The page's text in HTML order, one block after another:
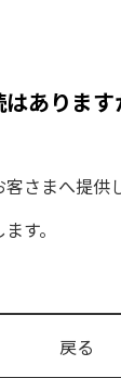
戻る
あります
さまへ提供
す。